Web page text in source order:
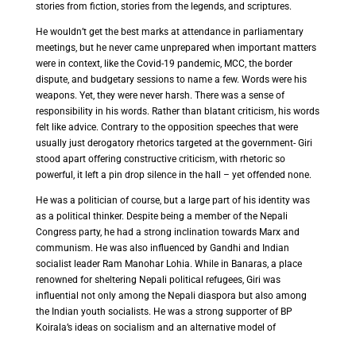
stories from fiction, stories from the legends, and scriptures.
He wouldn’t get the best marks at attendance in parliamentary
meetings, but he never came unprepared when important matters
were in context, like the Covid-19 pandemic, MCC, the border
dispute, and budgetary sessions to name a few. Words were his
weapons. Yet, they were never harsh. There was a sense of
responsibility in his words. Rather than blatant criticism, his words
felt like advice. Contrary to the opposition speeches that were
usually just derogatory rhetorics targeted at the government- Giri
stood apart offering constructive criticism, with rhetoric so
powerful, it left a pin drop silence in the hall – yet offended none.
He was a politician of course, but a large part of his identity was
as a political thinker. Despite being a member of the Nepali
Congress party, he had a strong inclination towards Marx and
communism. He was also influenced by Gandhi and Indian
socialist leader Ram Manohar Lohia. While in Banaras, a place
renowned for sheltering Nepali political refugees, Giri was
influential not only among the Nepali diaspora but also among
the Indian youth socialists. He was a strong supporter of BP
Koirala’s ideas on socialism and an alternative model of